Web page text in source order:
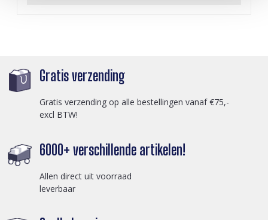
Gratis verzending
Gratis verzending op alle bestellingen vanaf €75,-
excl BTW!
6000+ verschillende artikelen!
Allen direct uit voorraad
leverbaar